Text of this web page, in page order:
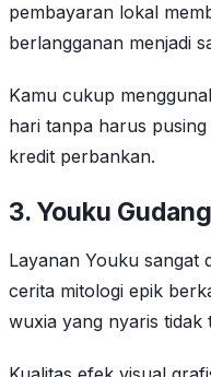
pembayaran lokal
berlangganan menjadi
Kamu cukup
hari tanpa harus
kredit perbankan.
3. Youku
Layanan Youku sangat
cerita mitologi epik
wuxia yang nyaris tidak